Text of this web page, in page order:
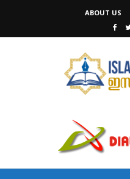
ABOUT US